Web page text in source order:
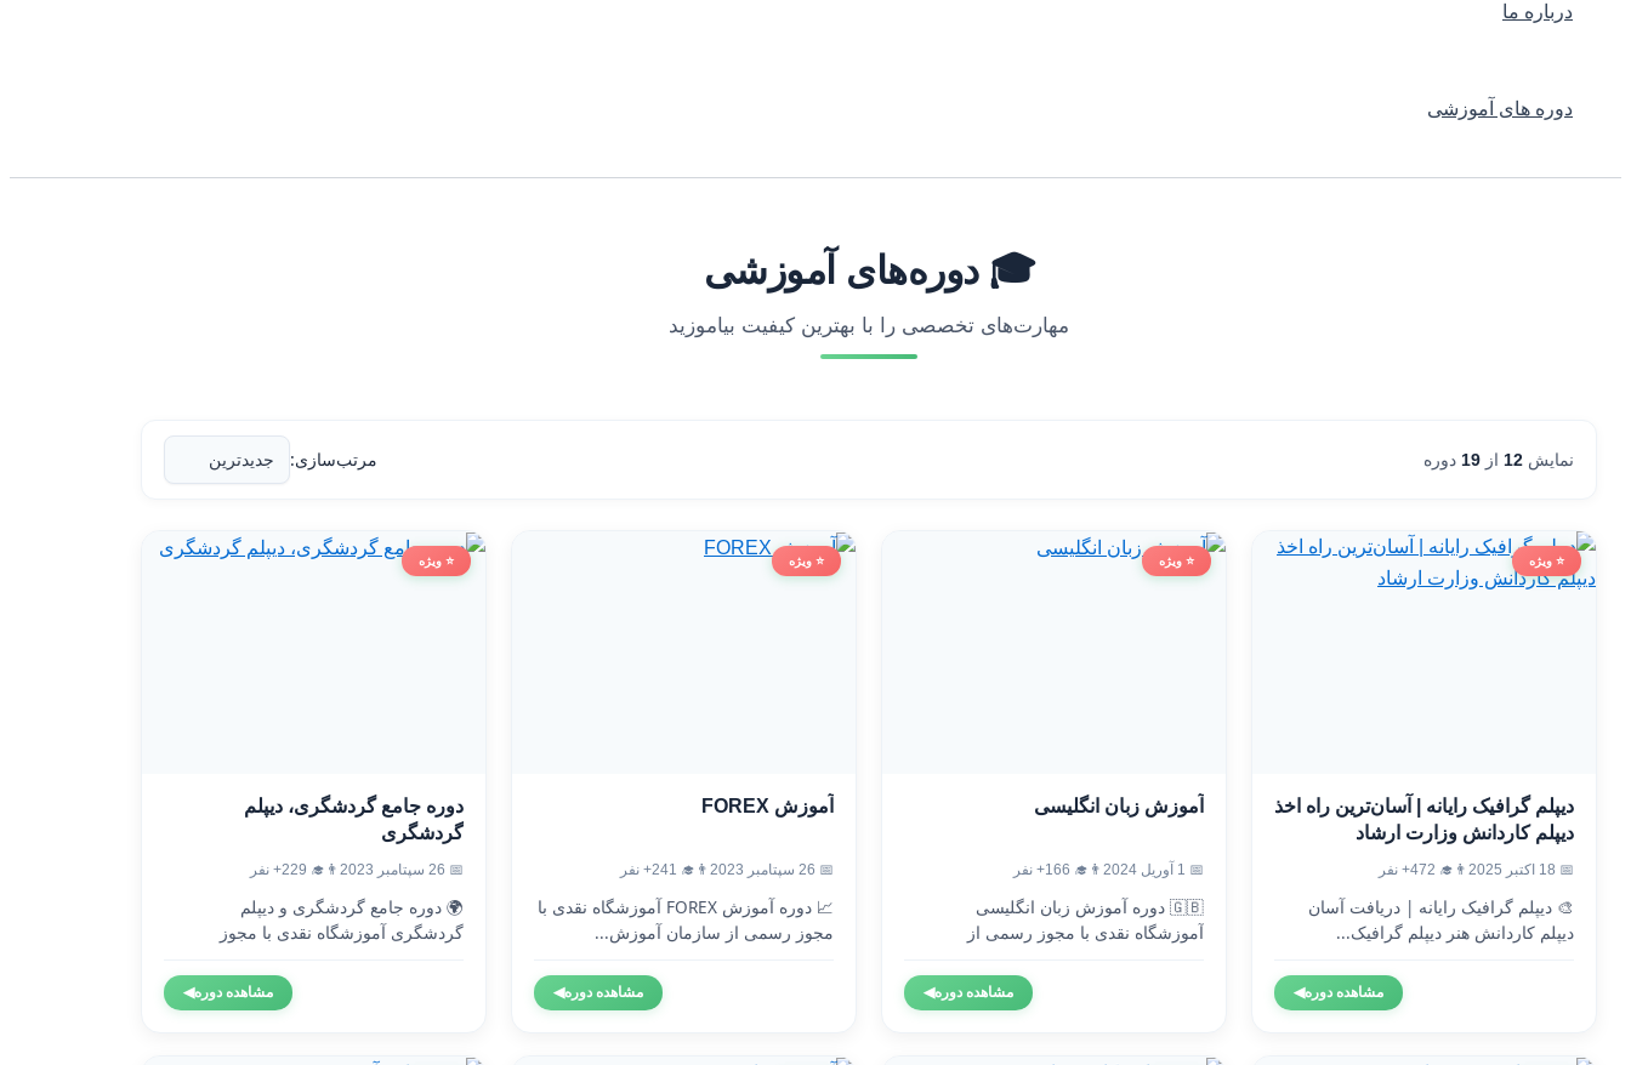
درباره ما
دوره های آموزشی
🎓 دوره‌های آموزشی
مهارت‌های تخصصی را با بهترین کیفیت بیاموزید
نمایش 12 از 19 دوره مرتب‌سازی:
⭐ ویژه
دیپلم گرافیک رایانه | آسان‌ترین راه اخذ
دیپلم کاردانش وزارت ارشاد
📅 18 اکتبر 2025 👨‍🎓 472+ نفر
🎨 دیپلم گرافیک رایانه | دریافت آسان
دیپلم کاردانش هنر دیپلم گرافیک...
مشاهده دوره◀
⭐ ویژه
آموزش زبان انگلیسی
📅 1 آوریل 2024 👨‍🎓 166+ نفر
🇬🇧 دوره آموزش زبان انگلیسی
آموزشگاه نقدی با مجوز رسمی از
مشاهده دوره◀
⭐ ویژه
آموزش FOREX
📅 26 سپتامبر 2023 👨‍🎓 241+ نفر
📈 دوره آموزش FOREX آموزشگاه نقدی با
مجوز رسمی از سازمان آموزش...
مشاهده دوره◀
⭐ ویژه
دوره جامع گردشگری، دیپلم
گردشگری
📅 26 سپتامبر 2023 👨‍🎓 229+ نفر
🌍 دوره جامع گردشگری و دیپلم
گردشگری آموزشگاه نقدی با مجوز
مشاهده دوره◀